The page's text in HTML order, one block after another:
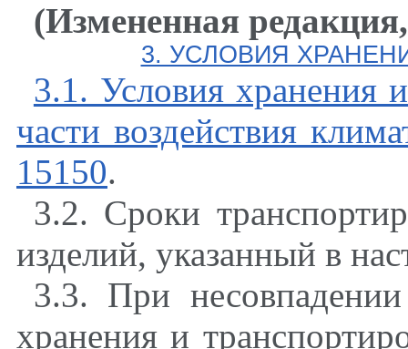
(Измененная
3. УСЛОВИЯ
3.1. Условия хранения
части воздействия
15150.
3.2. Сроки
изделий, указанный в
3.3. При
хранения и